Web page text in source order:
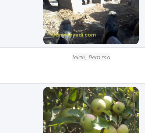
lelah, Pemirsa